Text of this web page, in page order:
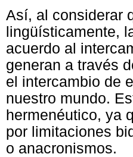
Así, al considerar
lingüísticamente,
acuerdo al
generan a través
el intercambio de
nuestro mundo.
hermenéutico, ya
por limitaciones
o anacronismos.